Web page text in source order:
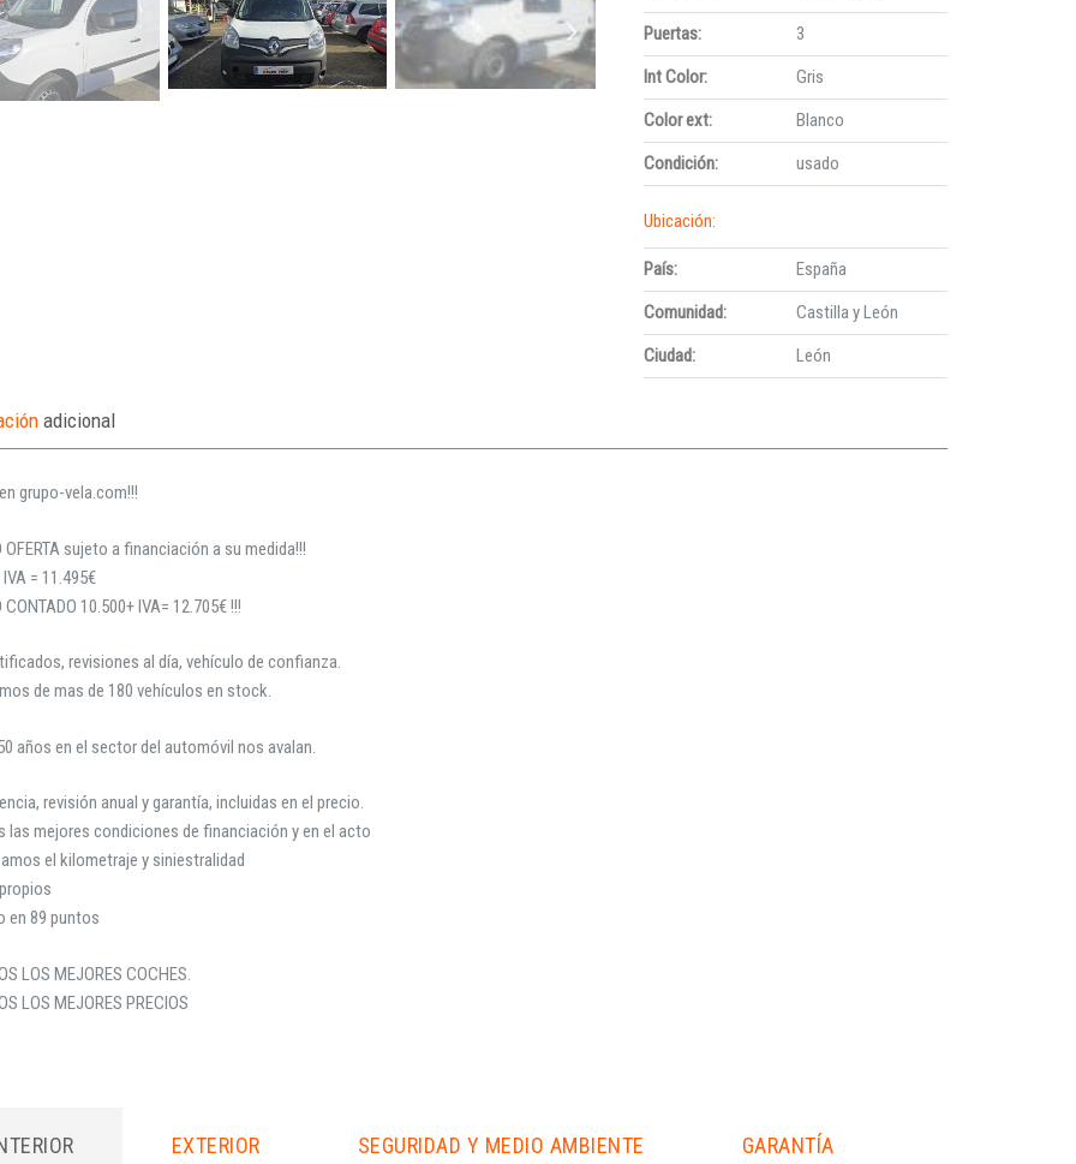
Puertas:
3
Int Color:
Gris
Color ext:
Blanco
Condición:
usado
Ubicación:
País:
España
Comunidad:
Castilla y León
Ciudad:
León
adicional
grupo-vela.com!!!
OFERTA sujeto a financiación a su medida!!!
= 11.495€
CONTADO 10.500+ IVA= 12.705€ !!!
revisiones al día, vehículo de confianza.
de mas de 180 vehículos en stock.
años en el sector del automóvil nos avalan.
revisión anual y garantía, incluidas en el precio.
las mejores condiciones de financiación y en el acto
el kilometraje y siniestralidad
en 89 puntos
LOS MEJORES COCHES.
LOS MEJORES PRECIOS
EXTERIOR SEGURIDAD Y MEDIO AMBIENTE GARANTÍA